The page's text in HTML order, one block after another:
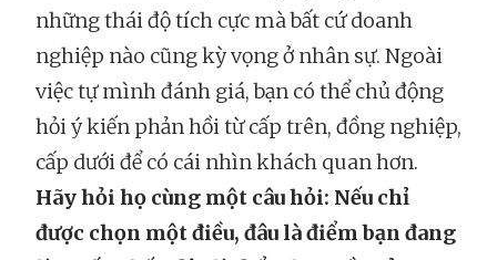
những thái độ tích cực mà bất cứ doanh
nghiệp nào cũng kỳ vọng ở nhân sự. Ngoài
việc tự mình đánh giá, bạn có thể chủ động
hỏi ý kiến phản hồi từ cấp trên, đồng nghiệp,
cấp dưới để có cái nhìn khách quan hơn.
Hãy hỏi họ cùng một câu hỏi: Nếu chỉ
được chọn một điều, đâu là điểm bạn đang